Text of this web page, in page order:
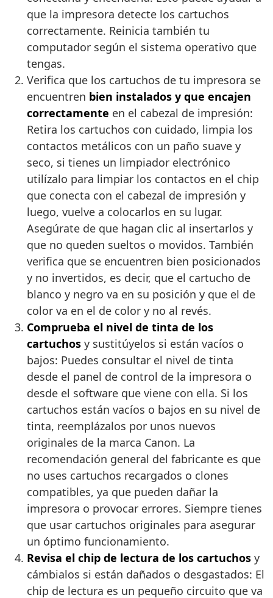
que la impresora detecte los cartuchos
correctamente. Reinicia también tu
computador según el sistema operativo que
tengas.
Verifica que los cartuchos de tu impresora se
encuentren bien instalados y que encajen
correctamente en el cabezal de impresión:
Retira los cartuchos con cuidado, limpia los
contactos metálicos con un paño suave y
seco, si tienes un limpiador electrónico
utilízalo para limpiar los contactos en el chip
que conecta con el cabezal de impresión y
luego, vuelve a colocarlos en su lugar.
Asegúrate de que hagan clic al insertarlos y
que no queden sueltos o movidos. También
verifica que se encuentren bien posicionados
y no invertidos, es decir, que el cartucho de
blanco y negro va en su posición y que el de
color va en el de color y no al revés.
Comprueba el nivel de tinta de los
cartuchos y sustitúyelos si están vacíos o
bajos: Puedes consultar el nivel de tinta
desde el panel de control de la impresora o
desde el software que viene con ella. Si los
cartuchos están vacíos o bajos en su nivel de
tinta, reemplázalos por unos nuevos
originales de la marca Canon. La
recomendación general del fabricante es que
no uses cartuchos recargados o clones
compatibles, ya que pueden dañar la
impresora o provocar errores. Siempre tienes
que usar cartuchos originales para asegurar
un óptimo funcionamiento.
Revisa el chip de lectura de los cartuchos y
cámbialos si están dañados o desgastados: El
chip de lectura es un pequeño circuito que va